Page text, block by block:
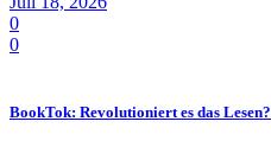
0
0
BookTok: Revolutioniert es das Lesen?